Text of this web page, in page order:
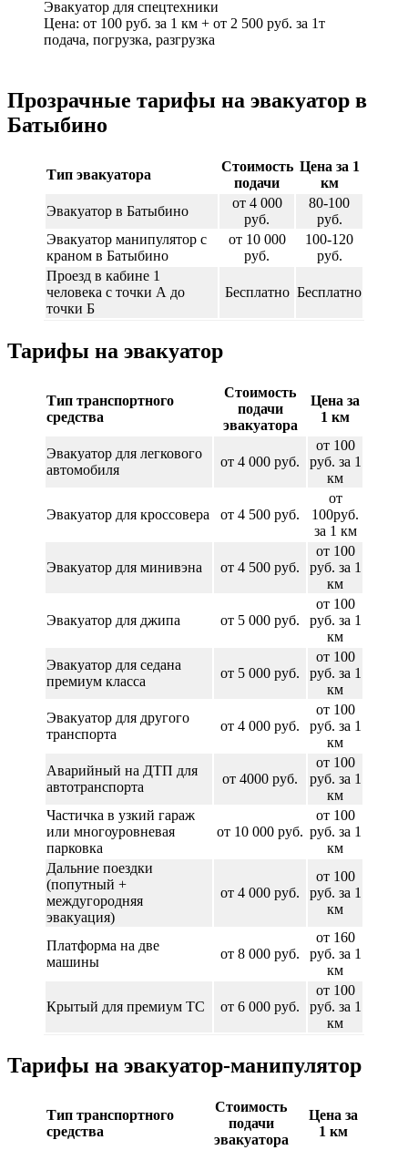
Эвакуатор для спецтехники
Цена: от 100 руб. за 1 км + от 2 500 руб. за 1т
подача, погрузка, разгрузка
Прозрачные тарифы на эвакуатор в
Батыбино
Тип эвакуатора
Стоимость
подачи
Цена за 1
км
Эвакуатор в Батыбино
от 4 000
руб.
80-100
руб.
Эвакуатор манипулятор с
краном в Батыбино
от 10 000
руб.
100-120
руб.
Проезд в кабине 1
человека с точки А до
точки Б
Бесплатно Бесплатно
Тарифы на эвакуатор
Тип транспортного
средства
Стоимость
подачи
эвакуатора
Цена за
1 км
Эвакуатор для легкового
автомобиля
от 4 000 руб.
от 100
руб. за 1
км
Эвакуатор для кроссовера от 4 500 руб.
от
100руб.
за 1 км
Эвакуатор для минивэна от 4 500 руб.
от 100
руб. за 1
км
Эвакуатор для джипа от 5 000 руб.
от 100
руб. за 1
км
Эвакуатор для седана
премиум класса
от 5 000 руб.
от 100
руб. за 1
км
Эвакуатор для другого
транспорта
от 4 000 руб.
от 100
руб. за 1
км
Аварийный на ДТП для
автотранспорта
от 4000 руб.
от 100
руб. за 1
км
Частичка в узкий гараж
или многоуровневая
парковка
от 10 000 руб.
от 100
руб. за 1
км
Дальние поездки
(попутный +
междугородняя
эвакуация)
от 4 000 руб.
от 100
руб. за 1
км
Платформа на две
машины
от 8 000 руб.
от 160
руб. за 1
км
Крытый для премиум ТС от 6 000 руб.
от 100
руб. за 1
км
Тарифы на эвакуатор-манипулятор
Тип транспортного
средства
Стоимость
подачи
эвакуатора
Цена за
1 км